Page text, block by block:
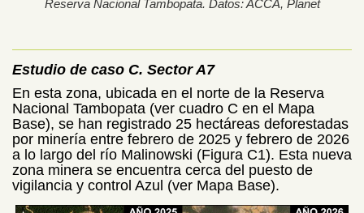
Reserva Nacional Tambopata. Datos: ACCA, Planet
Estudio de caso C. Sector A7
En esta zona, ubicada en el norte de la Reserva
Nacional Tambopata (ver cuadro C en el Mapa
Base), se han registrado 25 hectáreas deforestadas
por minería entre febrero de 2025 y febrero de 2026
a lo largo del río Malinowski (Figura C1). Esta nueva
zona minera se encuentra cerca del puesto de
vigilancia y control Azul (ver Mapa Base).